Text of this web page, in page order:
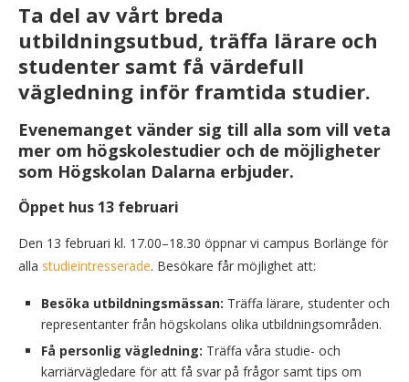
Ta del av vårt breda
utbildningsutbud, träffa lärare och
studenter samt få värdefull
vägledning inför framtida studier.
Evenemanget vänder sig till alla som vill veta
mer om högskolestudier och de möjligheter
som Högskolan Dalarna erbjuder.
Öppet hus 13 februari
Den 13 februari kl. 17.00–18.30 öppnar vi campus Borlänge för
alla studieintresserade. Besökare får möjlighet att:
Besöka utbildningsmässan: Träffa lärare, studenter och
representanter från högskolans olika utbildningsområden.
Få personlig vägledning: Träffa våra studie- och
karriärvägledare för att få svar på frågor samt tips om